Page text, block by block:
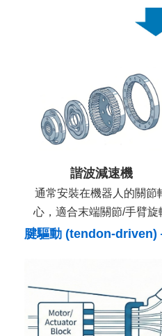
諧波減速機
通常安裝在機器人的關節
心，適合末端關節/手臂旋
腱驅動 (tendon-